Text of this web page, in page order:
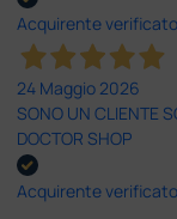
Acquirente verificato
24 Maggio 2026
SONO UN CLIENTE
DOCTOR SHOP
Acquirente verificato